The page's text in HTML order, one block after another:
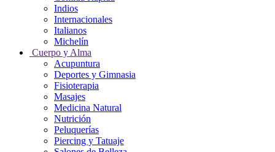
Indios
Internacionales
Italianos
Michelín
Cuerpo y Alma
Acupuntura
Deportes y Gimnasia
Fisioterapia
Masajes
Medicina Natural
Nutrición
Peluquerías
Piercing y Tatuaje